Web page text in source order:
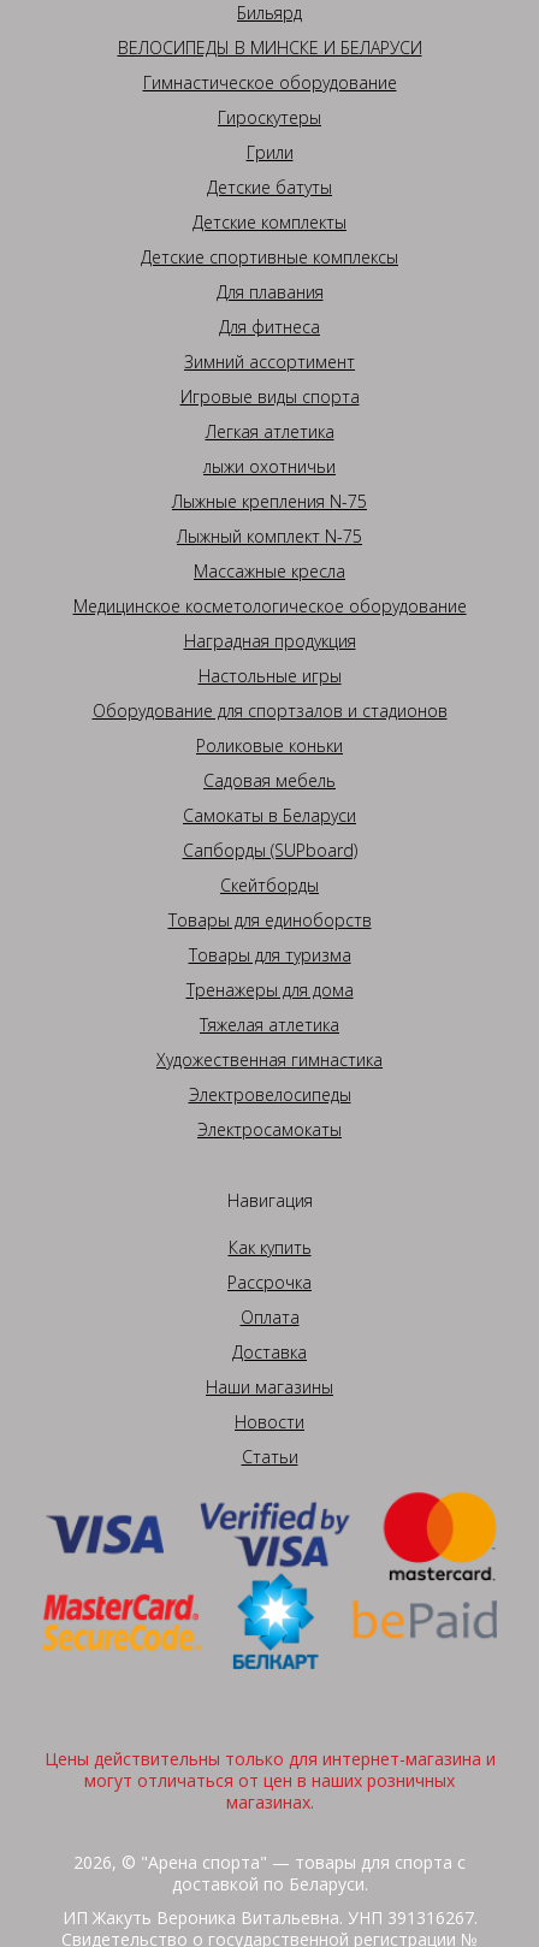
Бильярд
ВЕЛОСИПЕДЫ В МИНСКЕ И БЕЛАРУСИ
Гимнастическое оборудование
Гироскутеры
Грили
Детские батуты
Детские комплекты
Детские спортивные комплексы
Для плавания
Для фитнеса
Зимний ассортимент
Игровые виды спорта
Легкая атлетика
лыжи охотничьи
Лыжные крепления N-75
Лыжный комплект N-75
Массажные кресла
Медицинское косметологическое оборудование
Наградная продукция
Настольные игры
Оборудование для спортзалов и стадионов
Роликовые коньки
Садовая мебель
Самокаты в Беларуси
Сапборды (SUPboard)
Скейтборды
Товары для единоборств
Товары для туризма
Тренажеры для дома
Тяжелая атлетика
Художественная гимнастика
Электровелосипеды
Электросамокаты
Навигация
Как купить
Рассрочка
Оплата
Доставка
Наши магазины
Новости
Статьи
Цены действительны только для интернет-магазина и
могут отличаться от цен в наших розничных
магазинах.
2026, © "Арена спорта" — товары для спорта с
доставкой по Беларуси.
ИП Жакуть Вероника Витальевна. УНП 391316267.
Свидетельство о государственной регистрации №